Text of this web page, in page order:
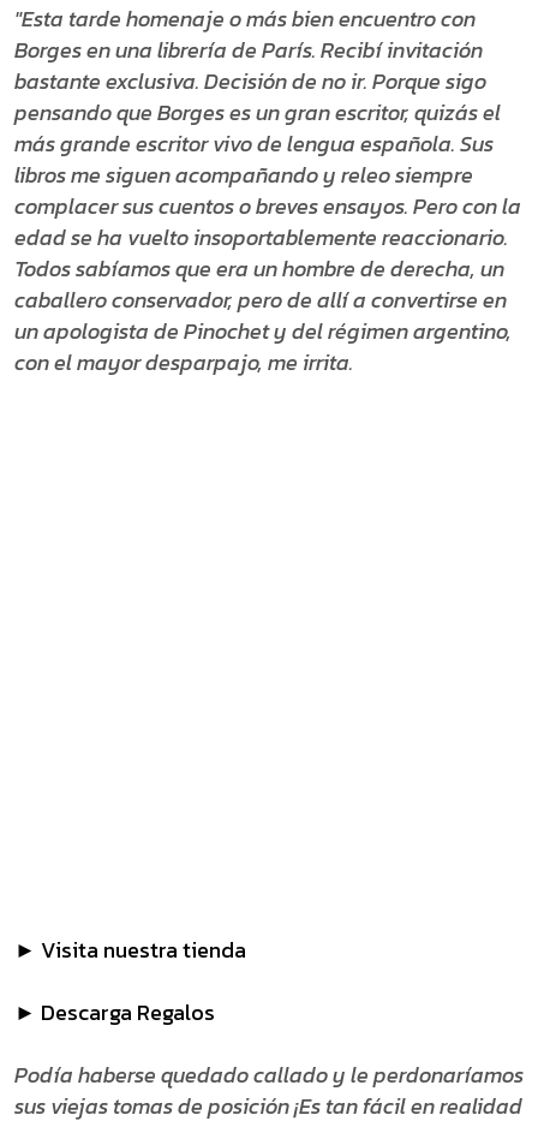
"Esta tarde homenaje o más bien encuentro con
Borges en una librería de París. Recibí invitación
bastante exclusiva. Decisión de no ir. Porque sigo
pensando que Borges es un gran escritor, quizás el
más grande escritor vivo de lengua española. Sus
libros me siguen acompañando y releo siempre
complacer sus cuentos o breves ensayos. Pero con la
edad se ha vuelto insoportablemente reaccionario.
Todos sabíamos que era un hombre de derecha, un
caballero conservador, pero de allí a convertirse en
un apologista de Pinochet y del régimen argentino,
con el mayor desparpajo, me irrita.
► Visita nuestra tienda
► Descarga Regalos
Podía haberse quedado callado y le perdonaríamos
sus viejas tomas de posición ¡Es tan fácil en realidad